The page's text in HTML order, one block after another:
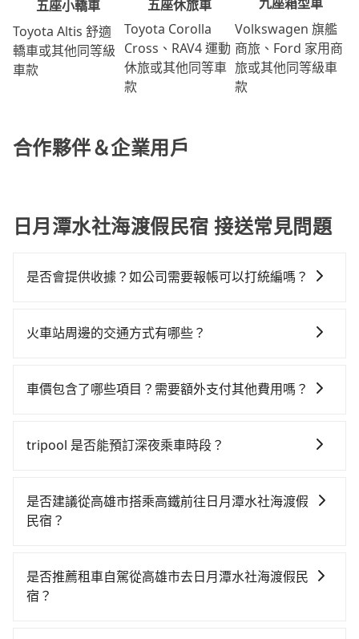
五座小轎車
Toyota Altis 舒適
轎車或其他同等級
車款
五座休旅車
Toyota Corolla
Cross、RAV4 運動
休旅或其他同等車
款
Volkswagen 旗艦
商旅、Ford 家用商
旅或其他同等級車
款
合作夥伴＆企業用戶
日月潭水社海渡假民宿 接送常見問題
是否會提供收據？如公司需要報帳可以打統編嗎？
旅行業代收轉付電子收據，如果公司需要報公帳，在預
帳，完全符合台灣的法律規範。
火車站周邊的交通方式有哪些？
方式： 公車或客運：乘坐公車或客運到達或離開火車
達或離開火車站，快捷便利。 包車：預定包車到達或離
車價包含了哪些項目？需要額外支付其他費用嗎？
路費、油資、保險、小費，司機的餐費與住宿費不需要
tripool 是否能預訂深夜乘車時段？
是否建議從高雄市搭乘高鐵前往日月潭水社海渡假
民宿？
鐵較貴、費時！從最早05:50一直到22:55，左營-台中一
天最多有90班次高鐵可搭乘。假設從高雄市大社區前往
是否推薦租車自駕從高雄市去日月潭水社海渡假民
宿？